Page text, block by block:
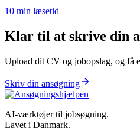
10 min læsetid
Klar til at skrive din
Upload dit CV og jobopslag, og få
Skriv din ansøgning
AI-værktøjer til jobsøgning.
Lavet i Danmark.